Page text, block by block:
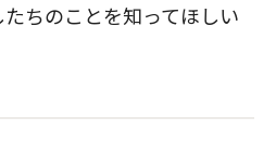
ちのことを知ってほしい